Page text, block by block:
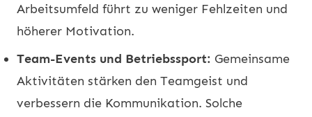
Arbeitsumfeld führt zu weniger Fehlzeiten und
höherer Motivation.
Team-Events und Betriebssport: Gemeinsame
Aktivitäten stärken den Teamgeist und
verbessern die Kommunikation. Solche